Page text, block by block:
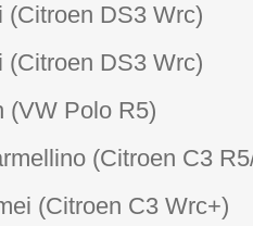
(Citroen DS3 Wrc)
(Citroen DS3 Wrc)
(VW Polo R5)
(Citroen C3
(Citroen C3 Wrc+)